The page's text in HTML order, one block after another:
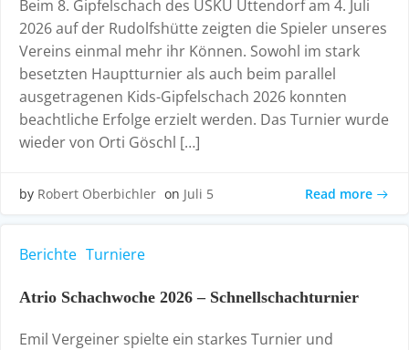
Beim 8. Gipfelschach des USKU Uttendorf am 4. Juli
2026 auf der Rudolfshütte zeigten die Spieler unseres
Vereins einmal mehr ihr Können. Sowohl im stark
besetzten Hauptturnier als auch beim parallel
ausgetragenen Kids-Gipfelschach 2026 konnten
beachtliche Erfolge erzielt werden. Das Turnier wurde
wieder von Orti Göschl […]
by Robert Oberbichler on Juli 5 Read more
Berichte Turniere
Atrio Schachwoche 2026 – Schnellschachturnier
Emil Vergeiner spielte ein starkes Turnier und